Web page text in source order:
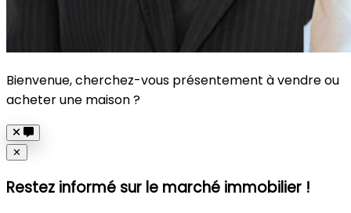
Bienvenue, cherchez-vous présentement à vendre ou
acheter une maison ?
Close
✕
Restez informé sur le marché immobilier !